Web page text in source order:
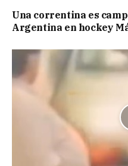
Una correntina es
Argentina en hockey